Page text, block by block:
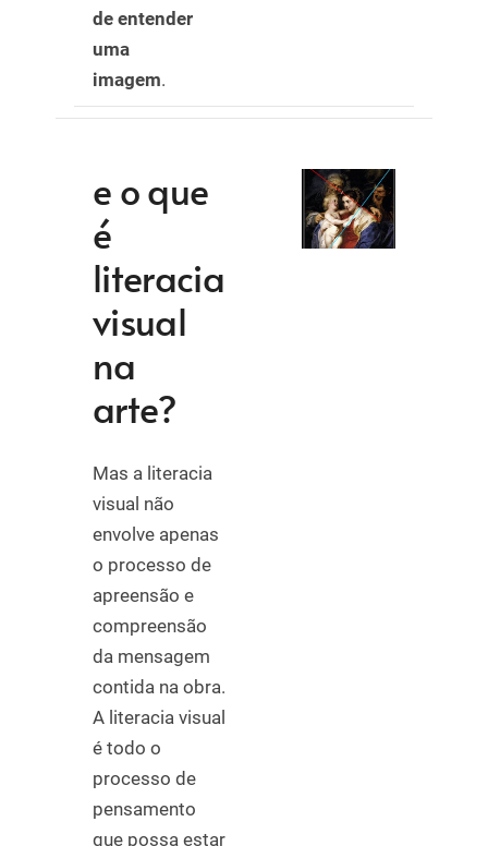
de entender
uma
imagem.
e o que
é
literacia
visual
na
arte?
Mas a literacia
visual não
envolve apenas
o processo de
apreensão e
compreensão
da mensagem
contida na obra.
A literacia visual
é todo o
processo de
pensamento
que possa estar